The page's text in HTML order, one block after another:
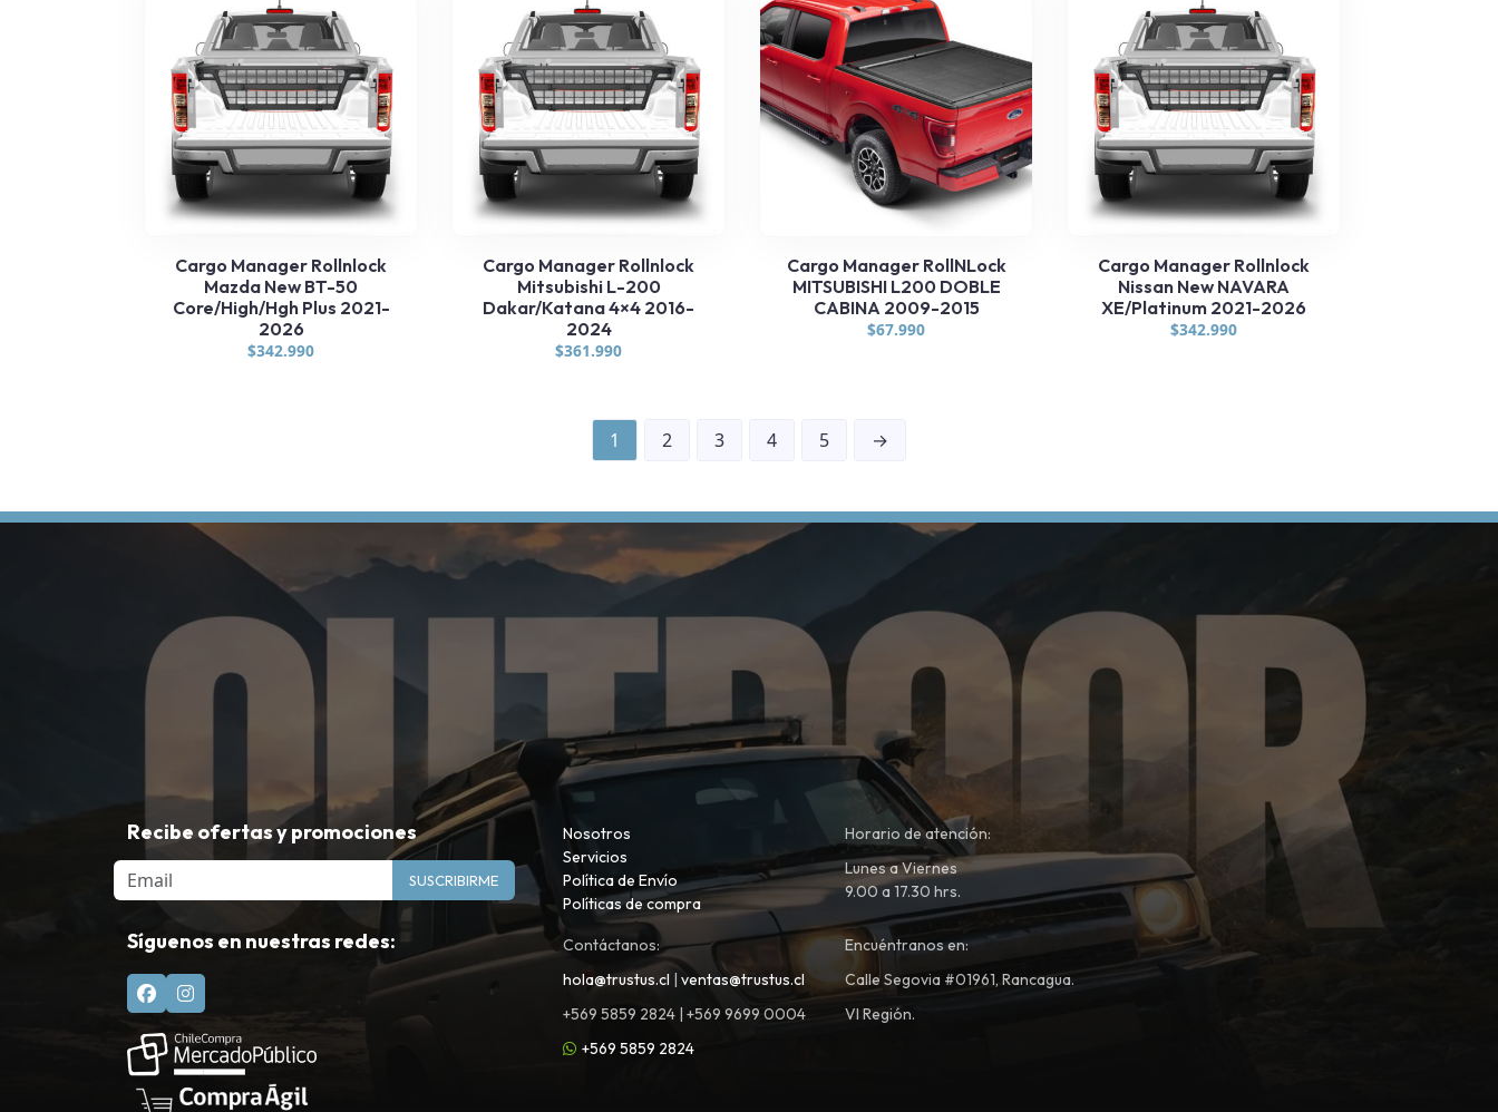
Cargo Manager Rollnlock
Mazda New BT-50
Core/High/Hgh Plus 2021-
2026
$342.990
Cargo Manager Rollnlock
Mitsubishi L-200
Dakar/Katana 4×4 2016-
2024
$361.990
Cargo Manager RollNLock
MITSUBISHI L200 DOBLE
CABINA 2009-2015
$67.990
Cargo Manager Rollnlock
Nissan New NAVARA
XE/Platinum 2021-2026
$342.990
1 2 3 4 5 →
Recibe ofertas y promociones
Email SUSCRIBIRME
Síguenos en nuestras redes:
Nosotros
Servicios
Política de Envío
Políticas de compra
Horario de atención:
Lunes a Viernes
9.00 a 17.30 hrs.
Contáctanos:
hola@trustus.cl | ventas@trustus.cl
+569 5859 2824 | +569 9699 0004
+569 5859 2824
Encuéntranos en:
Calle Segovia #01961, Rancagua.
VI Región.